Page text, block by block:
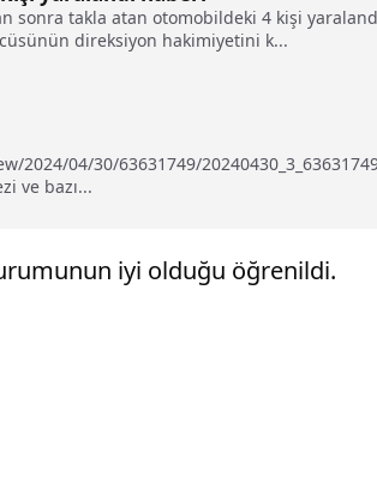
sonra takla atan otomobildeki 4 kişi
direksiyon hakimiyetini k...
04/30/63631749/
ve bazı...
iyi olduğu öğrenildi.